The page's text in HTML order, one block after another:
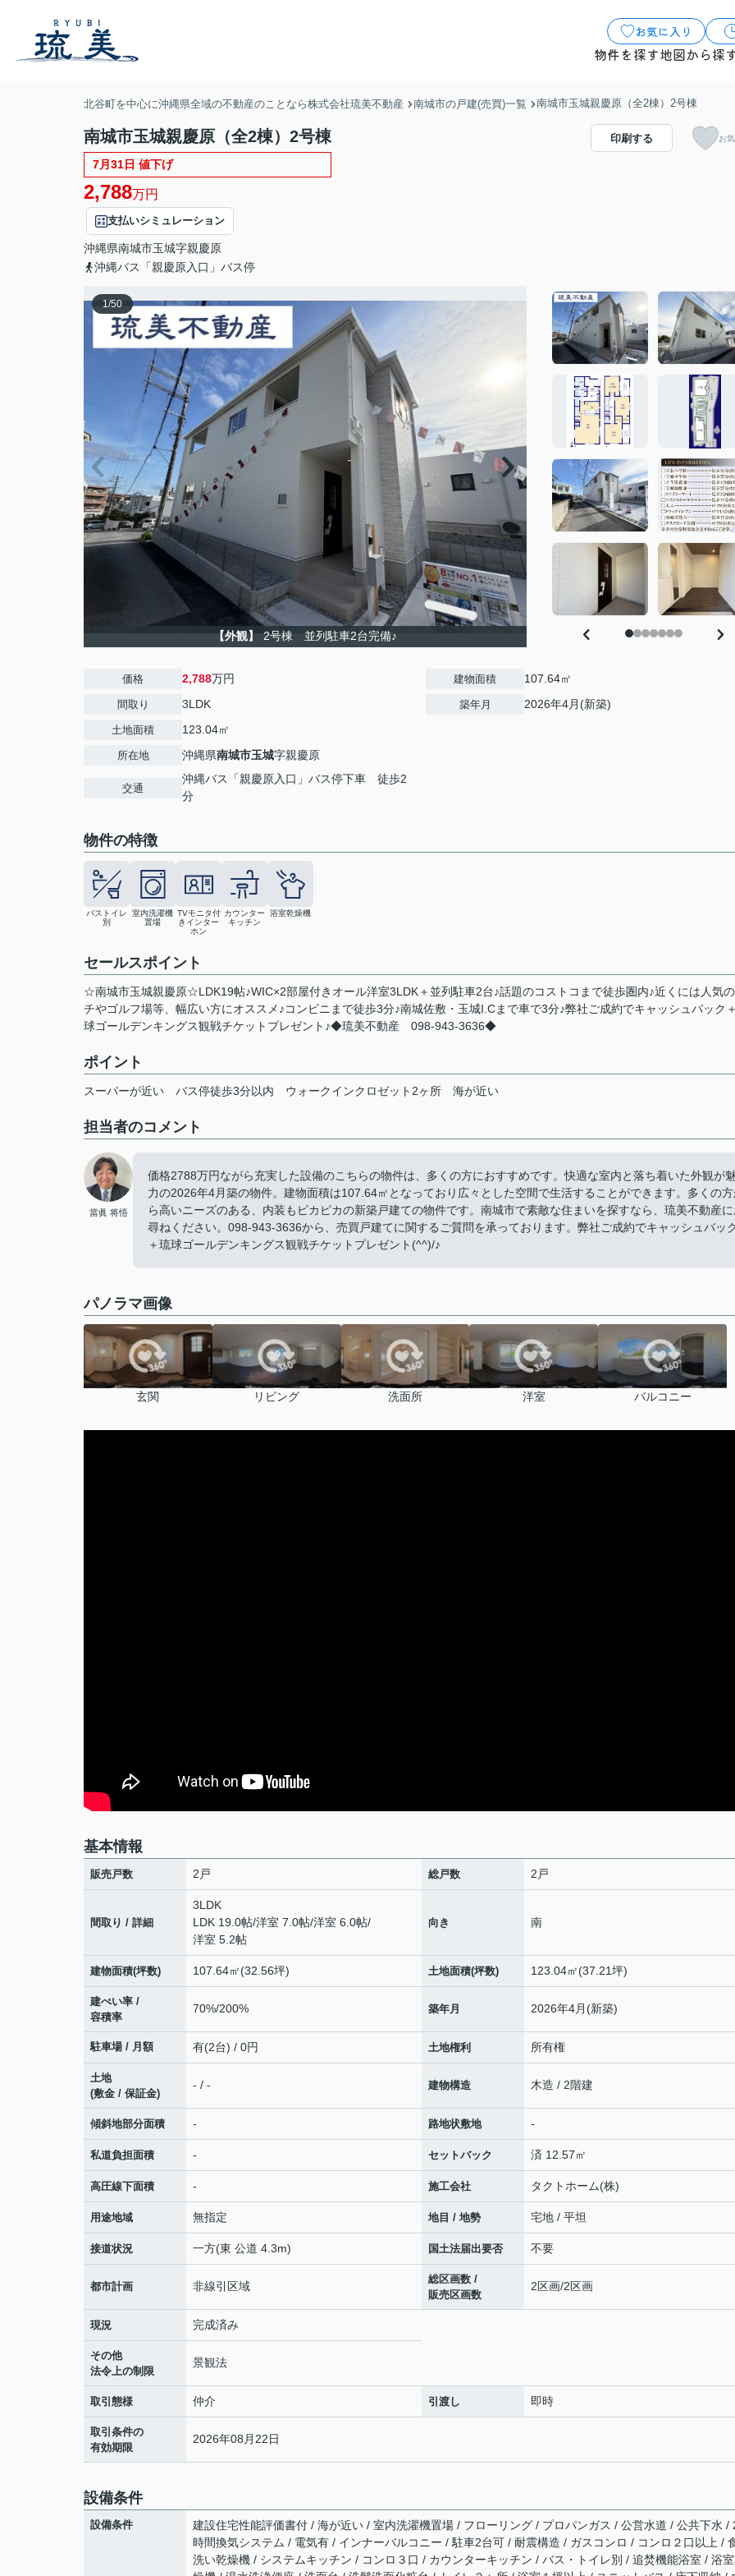
お気に入り
物件を探す地図から探
北谷町を中心に沖縄県全域の不動産のことなら株式会社琉美不動産 南城市の戸建(売買)一覧 南城市玉城親慶原（全2棟）2号棟
南城市玉城親慶原（全2棟）2号棟
7月31日 値下げ
2,788万円
支払いシミュレーション
沖縄県南城市玉城字親慶原
沖縄バス「親慶原入口」バス停
印刷する お
1/50
【外観】 2号棟 並列駐車2台完備♪
価格 2,788万円
間取り 3LDK
土地面積 123.04㎡
所在地 沖縄県南城市玉城字親慶原
交通
沖縄バス「親慶原入口」バス停下車 徒歩2
分
建物面積 107.64㎡
築年月 2026年4月(新築)
物件の特徴
バストイレ
別
室内洗濯機
置場
TVモニタ付
きインター
ホン
カウンター
キッチン
浴室乾燥機
セールスポイント
☆南城市玉城親慶原☆LDK19帖♪WIC×2部屋付きオール洋室3LDK＋並列駐車2台♪話題のコストコまで徒歩圏内♪近くには人気
チやゴルフ場等、幅広い方にオススメ♪コンビニまで徒歩3分♪南城佐敷・玉城I.Cまで車で3分♪弊社ご成約でキャッシュバック
球ゴールデンキングス観戦チケットプレゼント♪◆琉美不動産 098-943-3636◆
ポイント
スーパーが近い バス停徒歩3分以内 ウォークインクロゼット2ヶ所 海が近い
担当者のコメント
當眞 将悟
価格2788万円ながら充実した設備のこちらの物件は、多くの方におすすめです。快適な室内と落ち着いた外観が
力の2026年4月築の物件。建物面積は107.64㎡となっており広々とした空間で生活することができます。多くの
ら高いニーズのある、内装もピカピカの新築戸建ての物件です。南城市で素敵な住まいを探すなら、琉美不動産に
尋ねください。098-943-3636から、売買戸建てに関するご質問を承っております。弊社ご成約でキャッシュバッ
＋琉球ゴールデンキングス観戦チケットプレゼント(^^)/♪
パノラマ画像
玄関 リビング 洗面所 洋室 バルコニー
基本情報
販売戸数 2戸 総戸数 2戸
間取り / 詳細
3LDK
LDK 19.0帖/洋室 7.0帖/洋室 6.0帖/
洋室 5.2帖
向き 南
建物面積(坪数) 107.64㎡(32.56坪) 土地面積(坪数) 123.04㎡(37.21坪)
建ぺい率 /
容積率
70%/200% 築年月 2026年4月(新築)
駐車場 / 月額 有(2台) / 0円 土地権利 所有権
土地
(敷金 / 保証金)
- / - 建物構造 木造 / 2階建
傾斜地部分面積 - 路地状敷地 -
私道負担面積 - セットバック 済 12.57㎡
高圧線下面積 - 施工会社 タクトホーム(株)
用途地域 無指定 地目 / 地勢 宅地 / 平坦
接道状況 一方(東 公道 4.3m) 国土法届出要否 不要
都市計画 非線引区域
総区画数 /
販売区画数
2区画/2区画
現況 完成済み
その他
法令上の制限
景観法
取引態様 仲介 引渡し 即時
取引条件の
有効期限
2026年08月22日
設備条件
設備条件
建設住宅性能評価書付 / 海が近い / 室内洗濯機置場 / フローリング / プロパンガス / 公営水道 / 公共下水 /
時間換気システム / 電気有 / インナーバルコニー / 駐車2台可 / 耐震構造 / ガスコンロ / コンロ２口以上 /
洗い乾燥機 / システムキッチン / コンロ３口 / カウンターキッチン / バス・トイレ別 / 追焚機能浴室 / 浴